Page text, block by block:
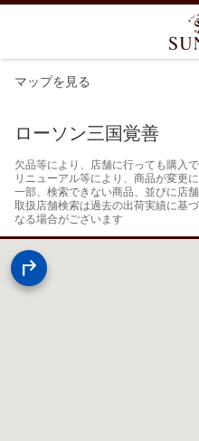
マップを見る
ローソン三国覚善
欠品等により、店舗に行っても購入
リニューアル等により、商品が変更
一部、検索できない商品、並びに店
取扱店舗検索は過去の出荷実績に基
なる場合がございます